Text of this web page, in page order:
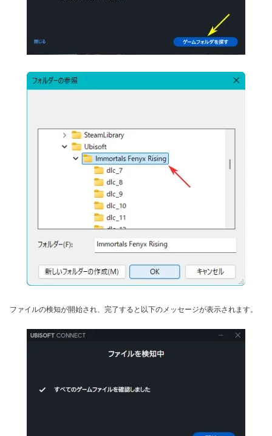
ファイルの検知が開始され、完了すると以下のメッセージが表示されます。